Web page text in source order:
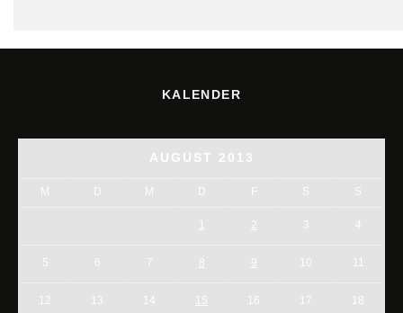
KALENDER
AUGUST 2013
M D M D F S S
1 2 3 4
5 6 7 8 9 10 11
12 13 14 15 16 17 18